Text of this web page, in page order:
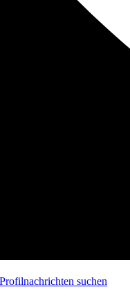
Profilnachrichten suchen